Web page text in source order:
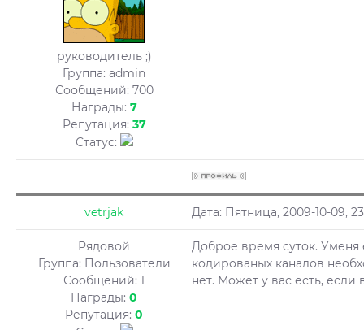
руководитель ;)
Группа: admin
Сообщений: 700
Награды: 7
Репутация: 37
Статус:
vetrjak Дата: Пятница, 2009-10-09,
Рядовой
Группа: Пользователи
Сообщений: 1
Награды: 0
Репутация: 0
Доброе время суток. Уменя
кодированых каналов
нет. Может у вас есть,